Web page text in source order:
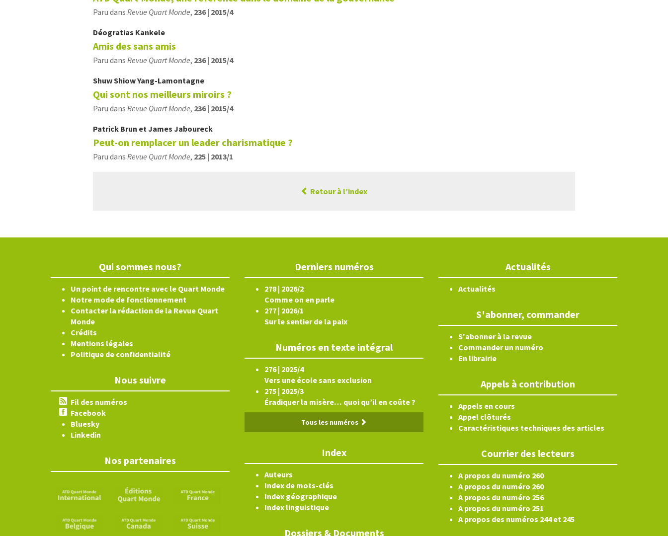
Paru dans Revue Quart Monde, 236 | 2015/4
Déogratias Kankele
Amis des sans amis
Paru dans Revue Quart Monde, 236 | 2015/4
Shuw ShiowYang-Lamontagne
Qui sont nos meilleurs miroirs ?
Paru dans Revue Quart Monde, 236 | 2015/4
Patrick Brun etJames Jaboureck
Peut-on remplacer un leader charismatique ?
Paru dans Revue Quart Monde, 225 | 2013/1
Retour à l’index
Qui sommes nous?
Un point de rencontre avec le Quart Monde
Notre mode de fonctionnement
Contacter la rédaction de la Revue Quart
Monde
Crédits
Mentions légales
Politique de confidentialité
Nous suivre
Fil des numéros
Facebook
Bluesky
Linkedin
Nos partenaires
Derniers numéros
278 | 2026/2
Comme on en parle
277 | 2026/1
Sur le sentier de la paix
Numéros en texte intégral
276 | 2025/4
Vers une école sans exclusion
275 | 2025/3
Éradiquer la misère… quoi qu’il en coûte ?
Tous les numéros
Index
Auteurs
Index de mots-clés
Index géographique
Index linguistique
Dossiers & Documents
Actualités
Actualités
S'abonner, commander
S'abonner à la revue
Commander un numéro
En librairie
Appels à contribution
Appels en cours
Appel clôturés
Caractéristiques techniques des articles
Courrier des lecteurs
A propos du numéro 260
A propos du numéro 260
A propos du numéro 256
A propos du numéro 251
A propos des numéros 244 et 245